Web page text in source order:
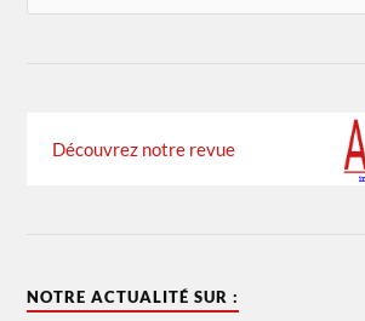
Découvrez notre revue
NOTRE ACTUALITÉ SUR :